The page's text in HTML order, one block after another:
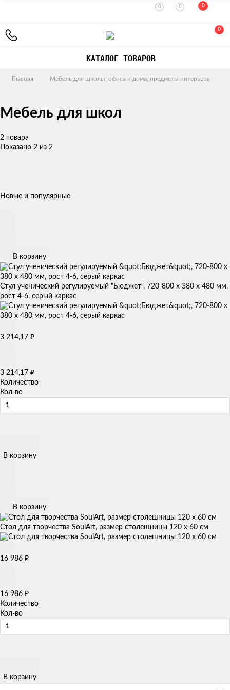
0 0 0
0
КАТАЛОГ ТОВАРОВ
Главная Мебель для школы, офиса и дома, предметы интерьера
Мебель для школ
2 товара
Показано 2 из 2
Новые и популярные
В корзину
Стул ученический регулируемый "Бюджет", 720-800 х 380 х 480 мм,
рост 4-6, серый каркас
3 214,17 ₽
3 214,17 ₽
Количество
Кол-во
В корзину
В корзину
Стол для творчества SoulArt, размер столешницы 120 х 60 см
16 986 ₽
16 986 ₽
Количество
Кол-во
В корзину